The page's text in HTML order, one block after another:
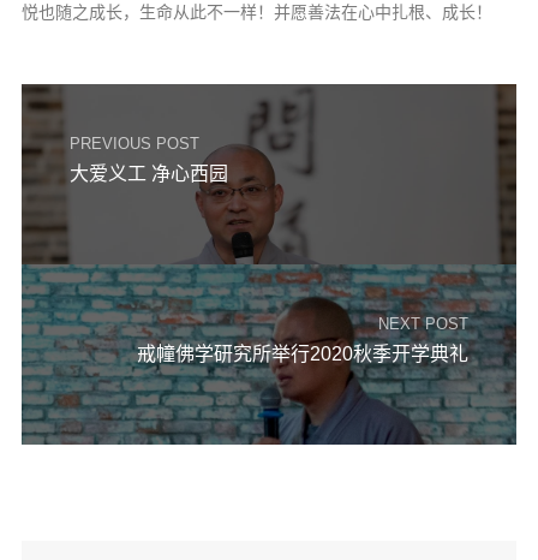
悦也随之成长，生命从此不一样！并愿善法在心中扎根、成长！
PREVIOUS POST
大爱义工 净心西园
NEXT POST
戒幢佛学研究所举行2020秋季开学典礼